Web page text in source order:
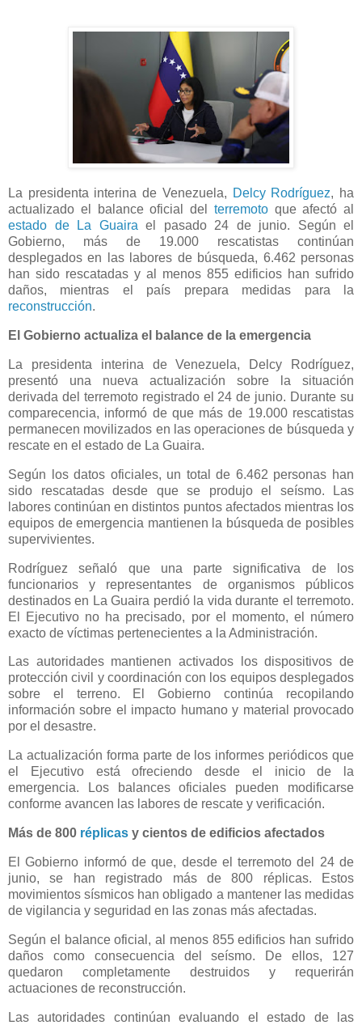
La presidenta interina de Venezuela, Delcy Rodríguez, ha
actualizado el balance oficial del terremotoque afectó al
estado de La Guaira el pasado 24 de junio. Según el
Gobierno, más de 19.000 rescatistas continúan
desplegados en las labores de búsqueda, 6.462 personas
han sido rescatadas y al menos 855 edificios han sufrido
daños, mientras el país prepara medidas para la
reconstrucción.
El Gobierno actualiza el balance de la emergencia
La presidenta interina de Venezuela, Delcy Rodríguez,
presentó una nueva actualización sobre la situación
derivada del terremoto registrado el 24 de junio. Durante su
comparecencia, informó de que más de 19.000 rescatistas
permanecen movilizados en las operaciones de búsqueda y
rescate en el estado de La Guaira.
Según los datos oficiales, un total de 6.462 personas han
sido rescatadas desde que se produjo el seísmo. Las
labores continúan en distintos puntos afectados mientras los
equipos de emergencia mantienen la búsqueda de posibles
supervivientes.
Rodríguez señaló que una parte significativa de los
funcionarios y representantes de organismos públicos
destinados en La Guaira perdió la vida durante el terremoto.
El Ejecutivo no ha precisado, por el momento, el número
exacto de víctimas pertenecientes a la Administración.
Las autoridades mantienen activados los dispositivos de
protección civil y coordinación con los equipos desplegados
sobre el terreno. El Gobierno continúa recopilando
información sobre el impacto humano y material provocado
por el desastre.
La actualización forma parte de los informes periódicos que
el Ejecutivo está ofreciendo desde el inicio de la
emergencia. Los balances oficiales pueden modificarse
conforme avancen las labores de rescate y verificación.
Más de 800 réplicas y cientos de edificios afectados
El Gobierno informó de que, desde el terremoto del 24 de
junio, se han registrado más de 800 réplicas. Estos
movimientos sísmicos han obligado a mantener las medidas
de vigilancia y seguridad en las zonas más afectadas.
Según el balance oficial, al menos 855 edificios han sufrido
daños como consecuencia del seísmo. De ellos, 127
quedaron completamente destruidos y requerirán
actuaciones de reconstrucción.
Las autoridades continúan evaluando el estado de las